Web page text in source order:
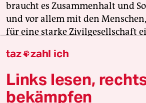
braucht es Zusammenhalt und
und vor allem mit den
für eine starke Zivilgesellschaft
Zentrum". Die Kampagne
linke, selbstverwaltete Orte und
solidarischen Fonds für deren
auf. Eine offene Gesellschaft
taz zahl ich
Links lesen,
bekämpfen